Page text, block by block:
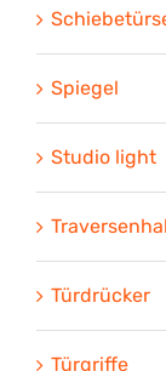
Spiegel
Studio light
Türdrücker
Türgriffe